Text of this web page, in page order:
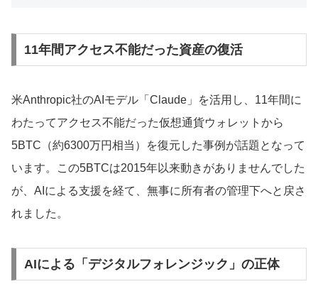
11年間アクセス不能だった資産の復活
米Anthropic社のAIモデル「Claude」を活用し、11年間に
わたってアクセス不能だった仮想通貨ウォレットから
5BTC（約6300万円相当）を復元した事例が話題となって
います。この5BTCは2015年以来動きがありませんでした
が、AIによる支援を経て、無事に所有者の管理下へと戻さ
れました。
AIによる「デジタルフォレンジック」の正体